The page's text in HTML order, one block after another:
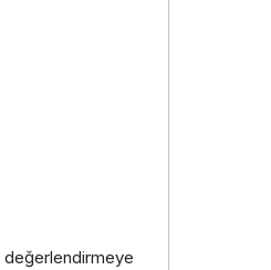
değerlendirmeye